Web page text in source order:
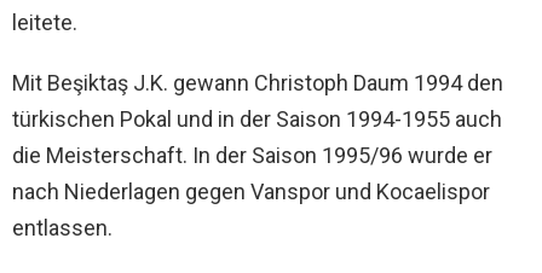
leitete.
Mit Beşiktaş J.K. gewann Christoph Daum 1994 den
türkischen Pokal und in der Saison 1994-1955 auch
die Meisterschaft. In der Saison 1995/96 wurde er
nach Niederlagen gegen Vanspor und Kocaelispor
entlassen.